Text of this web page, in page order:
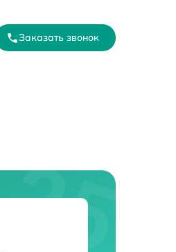
Заказать звонок